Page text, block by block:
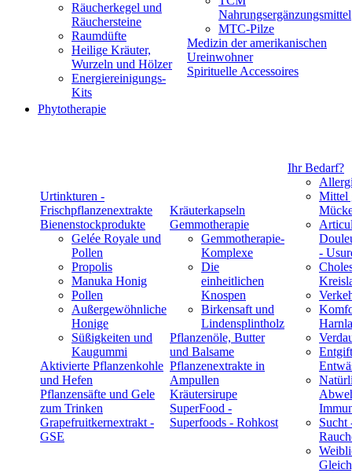
Räucherkegel und
Räuchersteine
Raumdüfte
Heilige Kräuter,
Wurzeln und Hölzer
Energiereinigungs-
Kits
Nahrungsergänzungsmittel
MTC-Pilze
Medizin der amerikanischen
Ureinwohner
Spirituelle Accessoires
Phytotherapie
Urtinkturen -
Frischpflanzenextrakte
Bienenstockprodukte
Gelée Royale und
Pollen
Propolis
Manuka Honig
Pollen
Außergewöhnliche
Honige
Süßigkeiten und
Kaugummi
Aktivierte Pflanzenkohle
und Hefen
Pflanzensäfte und Gele
zum Trinken
Grapefruitkernextrakt -
GSE
Kräuterkapseln
Gemmotherapie
Gemmotherapie-
Komplexe
Die
einheitlichen
Knospen
Birkensaft und
Lindensplintholz
Pflanzenöle, Butter
und Balsame
Pflanzenextrakte in
Ampullen
Kräutersirupe
SuperFood -
Superfoods - Rohkost
Ihr Bedarf?
Mittel
-
Sucht